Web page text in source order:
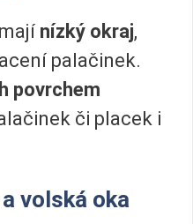
nízký okraj,
palačinek.
povrchem
či placek i
volská oka